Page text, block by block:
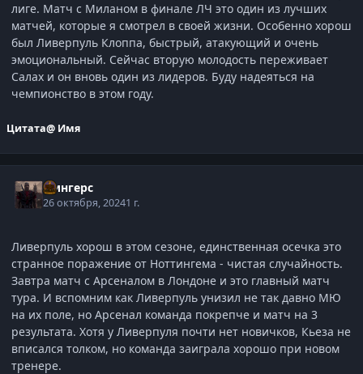
лиге. Матч с Миланом в финале ЛЧ это один из лучших
матчей, которые я смотрел в своей жизни. Особенно хорош
был Ливерпуль Клоппа, быстрый, атакующий и очень
эмоциональный. Сейчас вторую молодость переживает
Салах и он вновь один из лидеров. Буду надеяться на
чемпионство в этом году.
Цитата@ Имя
Фингерс
26 октября, 20241 г.
Ливерпуль хорош в этом сезоне, единственная осечка это
странное поражение от Ноттингема - чистая случайность.
Завтра матч с Арсеналом в Лондоне и это главный матч
тура. И вспомним как Ливерпуль унизил не так давно МЮ
на их поле, но Арсенал команда покрепче и матч на 3
результата. Хотя у Ливерпуля почти нет новичков, Кьеза не
вписался толком, но команда заиграла хорошо при новом
тренере.